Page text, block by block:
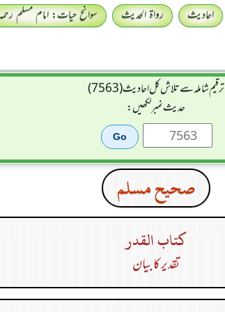
احادیث رواۃ الحدیث
سوانح حیات: امام مسلم
ترقیم شاملہ سے تلاش کل احادیث (7563)
حدیث نمبر لکھیں:
صحيح مسلم
كتاب القدر
تقدیر کا بیان